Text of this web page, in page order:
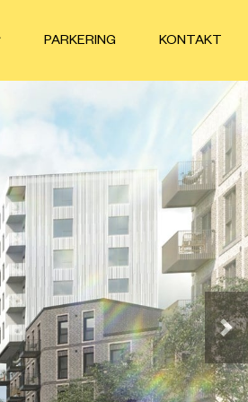
PARKERING KONTAKT